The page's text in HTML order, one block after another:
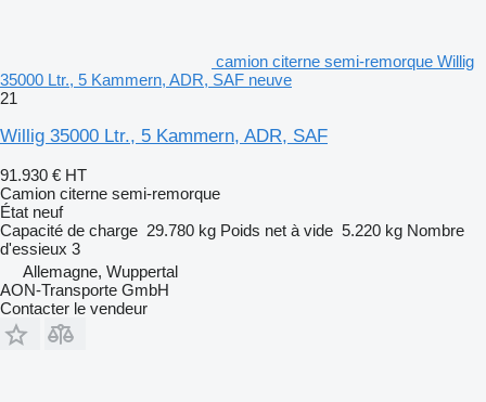
camion citerne semi-remorque Willig
35000 Ltr., 5 Kammern, ADR, SAF neuve
21
Willig 35000 Ltr., 5 Kammern, ADR, SAF
91.930 € HT
Camion citerne semi-remorque
État neuf
Capacité de charge 29.780 kg Poids net à vide 5.220 kg Nombre
d'essieux 3
Allemagne, Wuppertal
AON-Transporte GmbH
Contacter le vendeur